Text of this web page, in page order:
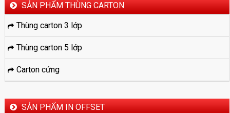
SẢN PHẨM THÙNG CARTON
Thùng carton 3 lớp
Thùng carton 5 lớp
Carton cứng
SẢN PHẨM IN OFFSET